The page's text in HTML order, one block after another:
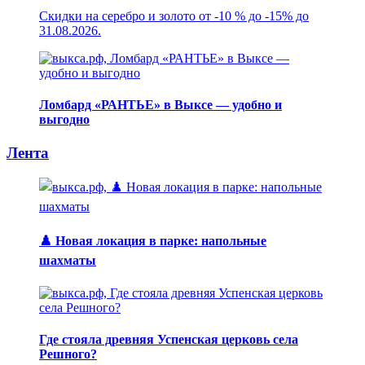
Скидки на серебро и золото от -10 % до -15% до
31.08.2026.
Ломбард «РАНТЬЕ» в Выксе — удобно и
выгодно
Лента
♟️ Новая локация в парке: напольные
шахматы
Где стояла древняя Успенская церковь села
Решного?